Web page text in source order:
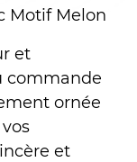
Motif Melon
et
commande
ornée
et